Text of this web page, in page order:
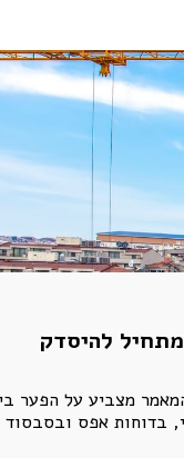
להתחדשות עירונית. המאמר
בדוחות אפס